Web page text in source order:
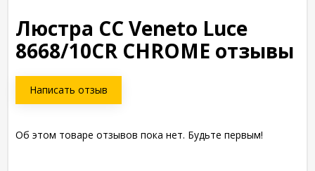
Люстра СС Veneto Luce
8668/10CR CHROME отзывы
Написать отзыв
Об этом товаре отзывов пока нет. Будьте первым!